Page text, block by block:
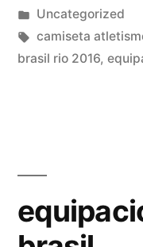
por
Publicado
en
Uncategorized
Etiquetas:
camiseta
brasil rio 2016,